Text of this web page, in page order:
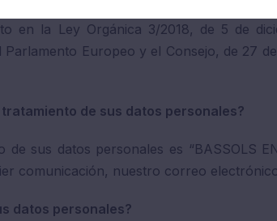
en la Ley Orgánica 3/2018, de 5 de
Parlamento Europeo y el Consejo, de 27
de sus datos personales?
de sus datos personales es “BASSOLS
comunicación, nuestro correo
datos personales?